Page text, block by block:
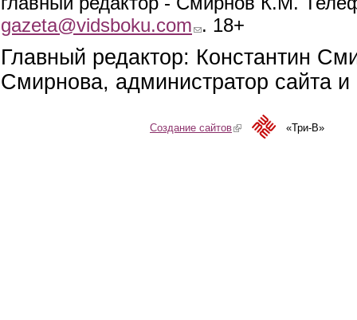
gazeta@vidsboku.com (link sends e-mail)
. 18+
Главный редактор: Константин
Смирнова, администратор сайта
Создание сайтов(link is external)«Три-В»